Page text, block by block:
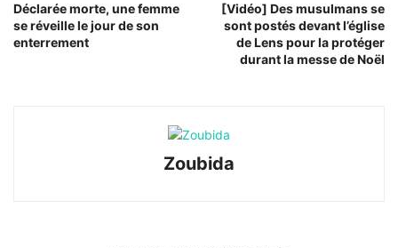
Déclarée morte, une femme
se réveille le jour de son
enterrement
[Vidéo] Des musulmans se
sont postés devant l’église
de Lens pour la protéger
durant la messe de Noël
Zoubida